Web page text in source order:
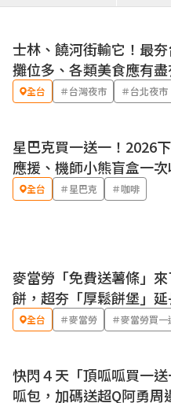
士林、饒河街輸它！最
攤位多、各類美食應有盡
全台 ＃台灣夜市 ＃台北夜市
優惠
星巴克買一送一！2026
應援、機師小熊盲盒一次
全台 ＃星巴克 ＃咖啡
優惠
麥當勞「免費送薯條」
餅，超夯「厚鬆餅堡」
全台 ＃麥當勞 ＃麥當勞買一
優惠
快閃４天「頂呱呱買一
呱包，加碼送超Q阿勇周